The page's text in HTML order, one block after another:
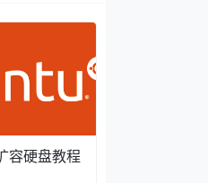
容硬盘教程